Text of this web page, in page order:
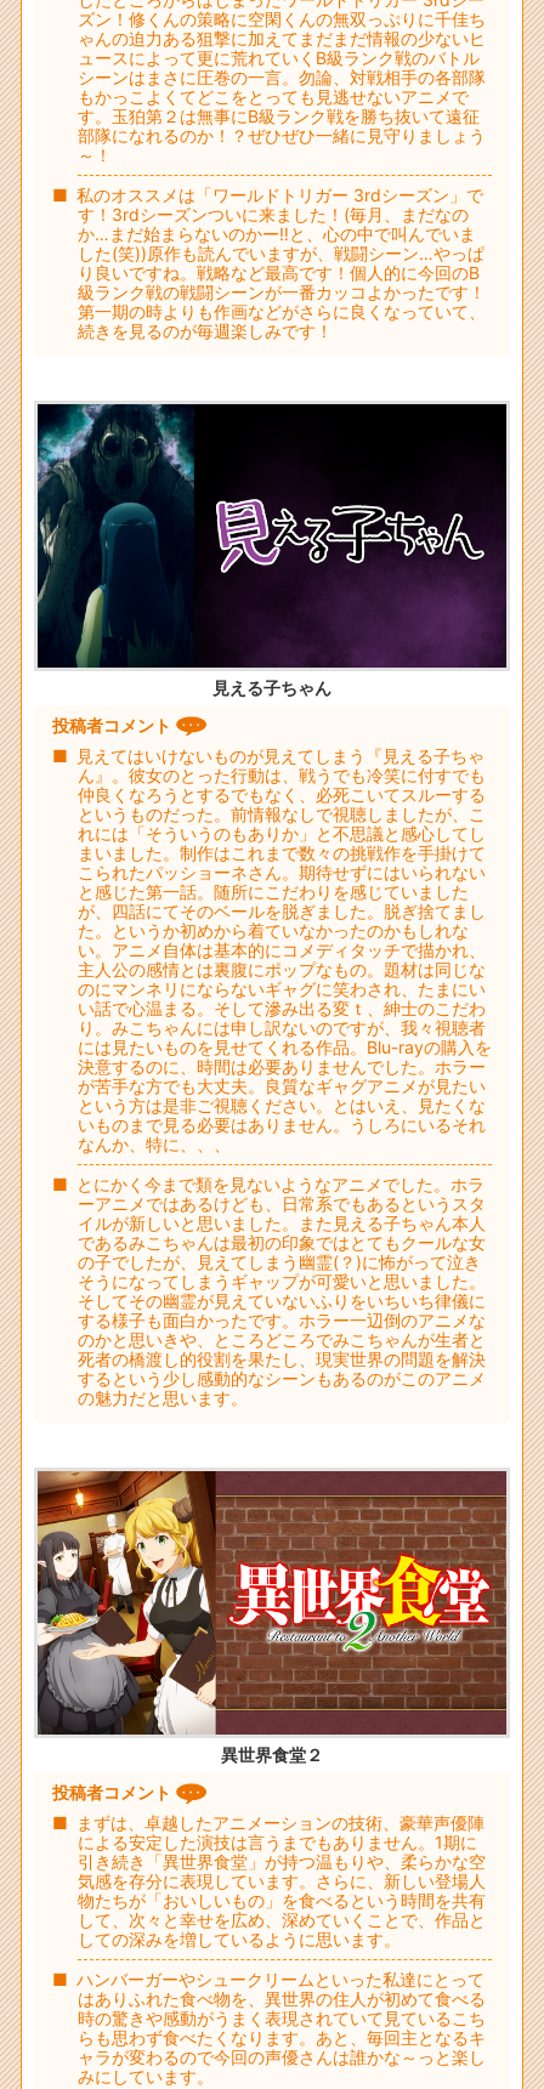
ズン！修くんの策略に空閑くんの無双っぷりに千佳ち
ゃんの迫力ある狙撃に加えてまだまだ情報の少ないヒ
ュースによって更に荒れていくB級ランク戦のバトル
シーンはまさに圧巻の一言。勿論、対戦相手の各部隊
もかっこよくてどこをとっても見逃せないアニメで
す。玉狛第２は無事にB級ランク戦を勝ち抜いて遠征
部隊になれるのか！？ぜひぜひ一緒に見守りましょう
～！
私のオススメは「ワールドトリガー 3rdシーズン」で
す！3rdシーズンついに来ました！(毎月、まだなの
か…まだ始まらないのかー‼と、心の中で叫んでいま
した(笑))原作も読んでいますが、戦闘シーン…やっぱ
り良いですね。戦略など最高です！個人的に今回のB
級ランク戦の戦闘シーンが一番カッコよかったです！
第一期の時よりも作画などがさらに良くなっていて、
続きを見るのが毎週楽しみです！
見える子ちゃん
投稿者コメント
見えてはいけないものが見えてしまう『見える子ちゃ
ん』。彼女のとった行動は、戦うでも冷笑に付すでも
仲良くなろうとするでもなく、必死こいてスルーする
というものだった。前情報なしで視聴しましたが、こ
れには「そういうのもありか」と不思議と感心してし
まいました。制作はこれまで数々の挑戦作を手掛けて
こられたパッショーネさん。期待せずにはいられない
と感じた第一話。随所にこだわりを感じていました
が、四話にてそのベールを脱ぎました。脱ぎ捨てまし
た。というか初めから着ていなかったのかもしれな
い。アニメ自体は基本的にコメディタッチで描かれ、
主人公の感情とは裏腹にポップなもの。題材は同じな
のにマンネリにならないギャグに笑わされ、たまにい
い話で心温まる。そして滲み出る変ｔ、紳士のこだわ
り。みこちゃんには申し訳ないのですが、我々視聴者
には見たいものを見せてくれる作品。Blu-rayの購入を
決意するのに、時間は必要ありませんでした。ホラー
が苦手な方でも大丈夫。良質なギャグアニメが見たい
という方は是非ご視聴ください。とはいえ、見たくな
いものまで見る必要はありません。うしろにいるそれ
なんか、特に、、、
とにかく今まで類を見ないようなアニメでした。ホラ
ーアニメではあるけども、日常系でもあるというスタ
イルが新しいと思いました。また見える子ちゃん本人
であるみこちゃんは最初の印象ではとてもクールな女
の子でしたが、見えてしまう幽霊(？)に怖がって泣き
そうになってしまうギャップが可愛いと思いました。
そしてその幽霊が見えていないふりをいちいち律儀に
する様子も面白かったです。ホラー一辺倒のアニメな
のかと思いきや、ところどころでみこちゃんが生者と
死者の橋渡し的役割を果たし、現実世界の問題を解決
するという少し感動的なシーンもあるのがこのアニメ
の魅力だと思います。
異世界食堂２
投稿者コメント
まずは、卓越したアニメーションの技術、豪華声優陣
による安定した演技は言うまでもありません。1期に
引き続き「異世界食堂」が持つ温もりや、柔らかな空
気感を存分に表現しています。さらに、新しい登場人
物たちが「おいしいもの」を食べるという時間を共有
して、次々と幸せを広め、深めていくことで、作品と
しての深みを増しているように思います。
ハンバーガーやシュークリームといった私達にとって
はありふれた食べ物を、異世界の住人が初めて食べる
時の驚きや感動がうまく表現されていて見ているこち
らも思わず食べたくなります。あと、毎回主となるキ
ャラが変わるので今回の声優さんは誰かな～っと楽し
みにしています。